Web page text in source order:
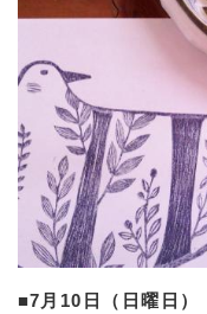
■7月10日（日曜日